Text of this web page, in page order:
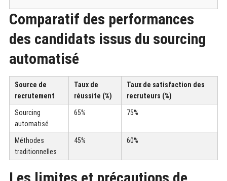
Comparatif des performances
des candidats issus du sourcing
automatisé
Source de
recrutement
Taux de
réussite (%)
Taux de satisfaction des
recruteurs (%)
Sourcing
automatisé
65% 75%
Méthodes
traditionnelles
45% 60%